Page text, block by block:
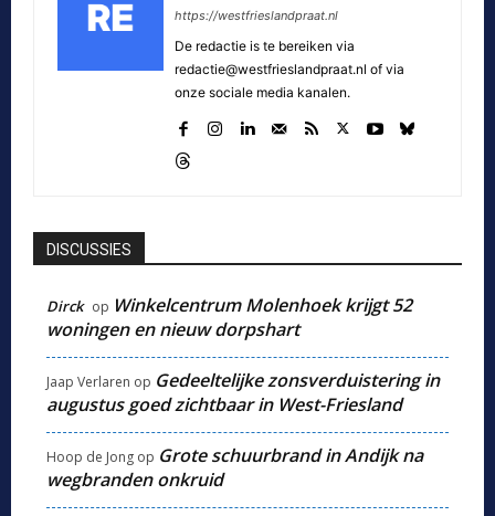
https://westfrieslandpraat.nl
De redactie is te bereiken via
redactie@westfrieslandpraat.nl of via
onze sociale media kanalen.
DISCUSSIES
Dirck op Winkelcentrum Molenhoek krijgt 52
woningen en nieuw dorpshart
Jaap Verlaren op Gedeeltelijke zonsverduistering in
augustus goed zichtbaar in West-Friesland
Hoop de Jong op Grote schuurbrand in Andijk na
wegbranden onkruid